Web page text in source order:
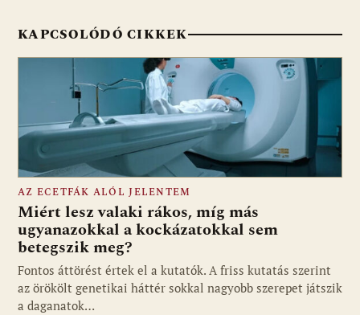
KAPCSOLÓDÓ CIKKEK
AZ ECETFÁK ALÓL JELENTEM
Miért lesz valaki rákos, míg más
ugyanazokkal a kockázatokkal sem
betegszik meg?
Fontos áttörést értek el a kutatók. A friss kutatás szerint
az örökölt genetikai háttér sokkal nagyobb szerepet játszik
a daganatok…